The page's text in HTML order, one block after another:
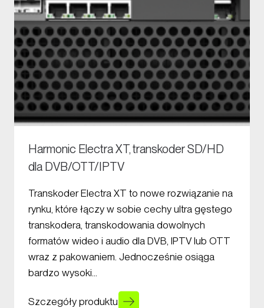
Harmonic Electra XT, transkoder SD/HD
dla DVB/OTT/IPTV
Transkoder Electra XT to nowe rozwiązanie na
rynku, które łączy w sobie cechy ultra gęstego
transkodera, transkodowania dowolnych
formatów wideo i audio dla DVB, IPTV lub OTT
wraz z pakowaniem. Jednocześnie osiąga
bardzo wysoki…
Szczegóły produktu